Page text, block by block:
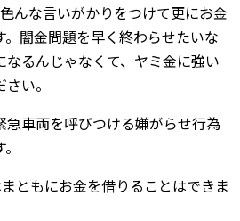
んな言いがかりをつけて更にお金
闇金問題を早く終わらせたいな
なるんじゃなくて、ヤミ金に強い
い。
車両を呼びつける嫌がらせ行為
ともにお金を借りることはできま